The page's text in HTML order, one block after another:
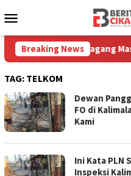
ke
Mobile
Breaking News
Sampah Pedagang Masih
TAG: TELKOM
Dewan
FO di
Kami
Ini Kata PLN
Inspeksi